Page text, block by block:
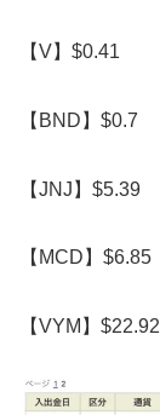
【V】$0.41
【BND】$0.7
【JNJ】$5.39
【MCD】$6.85
【VYM】$22.92